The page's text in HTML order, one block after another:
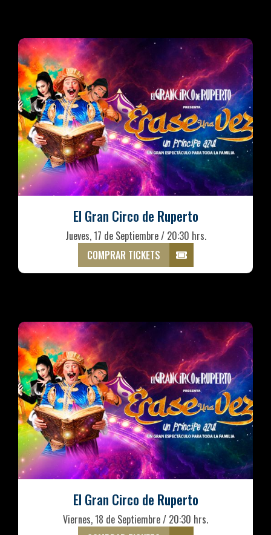
El Gran Circo de Ruperto
Jueves, 17 de Septiembre / 20:30 hrs.
COMPRAR TICKETS
El Gran Circo de Ruperto
Viernes, 18 de Septiembre / 20:30 hrs.